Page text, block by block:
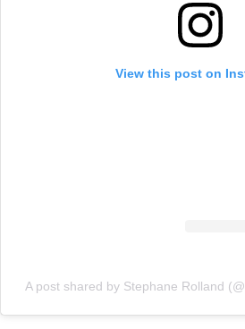
View this post on
A post shared by Stephane Rolland